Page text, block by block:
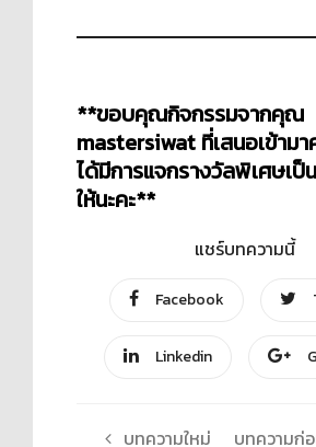
**ขอบคุณกิจกรรมจากคุณ
mastersiwat ที่เสนอเข้ามา
ได้มีการแจกรางวัลพิเศษเป็
ให้นะคะ**
แชร์บทความนี้
Facebook
Linkedin
บทความใหม่ บทความก่